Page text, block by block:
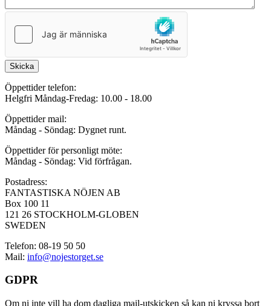
Skicka
Öppettider telefon:
Helgfri Måndag-Fredag: 10.00 - 18.00
Öppettider mail:
Måndag - Söndag: Dygnet runt.
Öppettider för personligt möte:
Måndag - Söndag: Vid förfrågan.
Postadress:
FANTASTISKA NÖJEN AB
Box 100 11
121 26 STOCKHOLM-GLOBEN
SWEDEN
Telefon: 08-19 50 50
Mail: info@nojestorget.se
GDPR
Om ni inte vill ha dom dagliga mail-utskicken så kan ni kryssa bort